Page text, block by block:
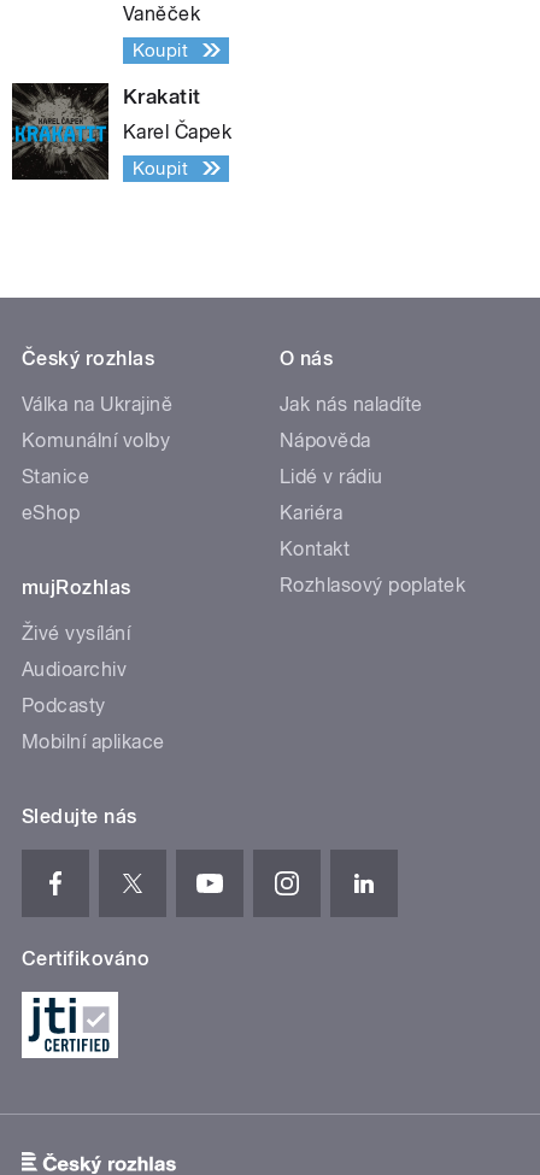
Vaněček
Koupit
Krakatit
Karel Čapek
Koupit
Český rozhlas
Válka na Ukrajině
Komunální volby
Stanice
eShop
mujRozhlas
Živé vysílání
Audioarchiv
Podcasty
Mobilní aplikace
O nás
Jak nás naladíte
Nápověda
Lidé v rádiu
Kariéra
Kontakt
Rozhlasový poplatek
Sledujte nás
Certifikováno